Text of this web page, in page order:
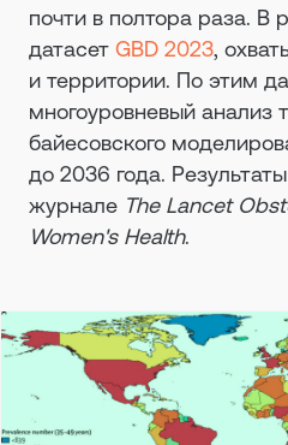
почти в полтора раза. В
датасет GBD 2023,
и территории. По этим
многоуровневый
байесовского
до 2036 года. Результаты
журнале The Lancet
Women's Health.